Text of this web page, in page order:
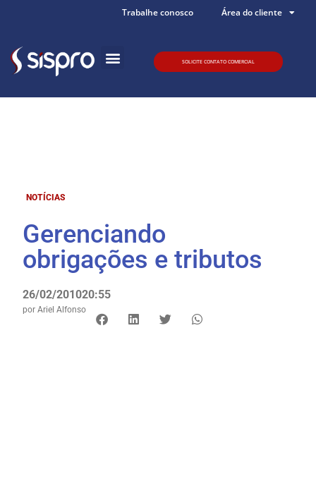
Trabalhe conosco Área do cliente
SOLICITE CONTATO COMERCIAL
NOTÍCIAS
Gerenciando
obrigações e tributos
26/02/201020:55
por Ariel Alfonso